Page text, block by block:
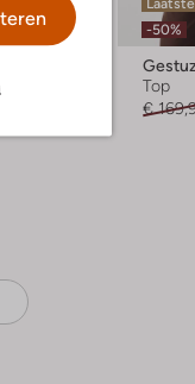
-50%
Top
€